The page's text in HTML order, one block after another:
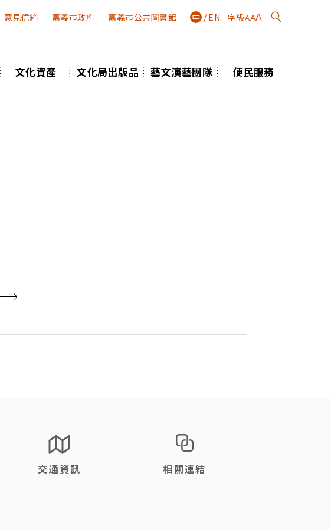
意見信箱 嘉義市政府 嘉義市公共圖書館 中 / EN 字級AAA
文化資產 文化局出版品 藝文演藝團隊 便民服務
交通資訊 相關連結